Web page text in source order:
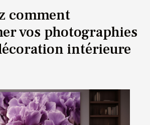
comment
vos photographies
intérieure